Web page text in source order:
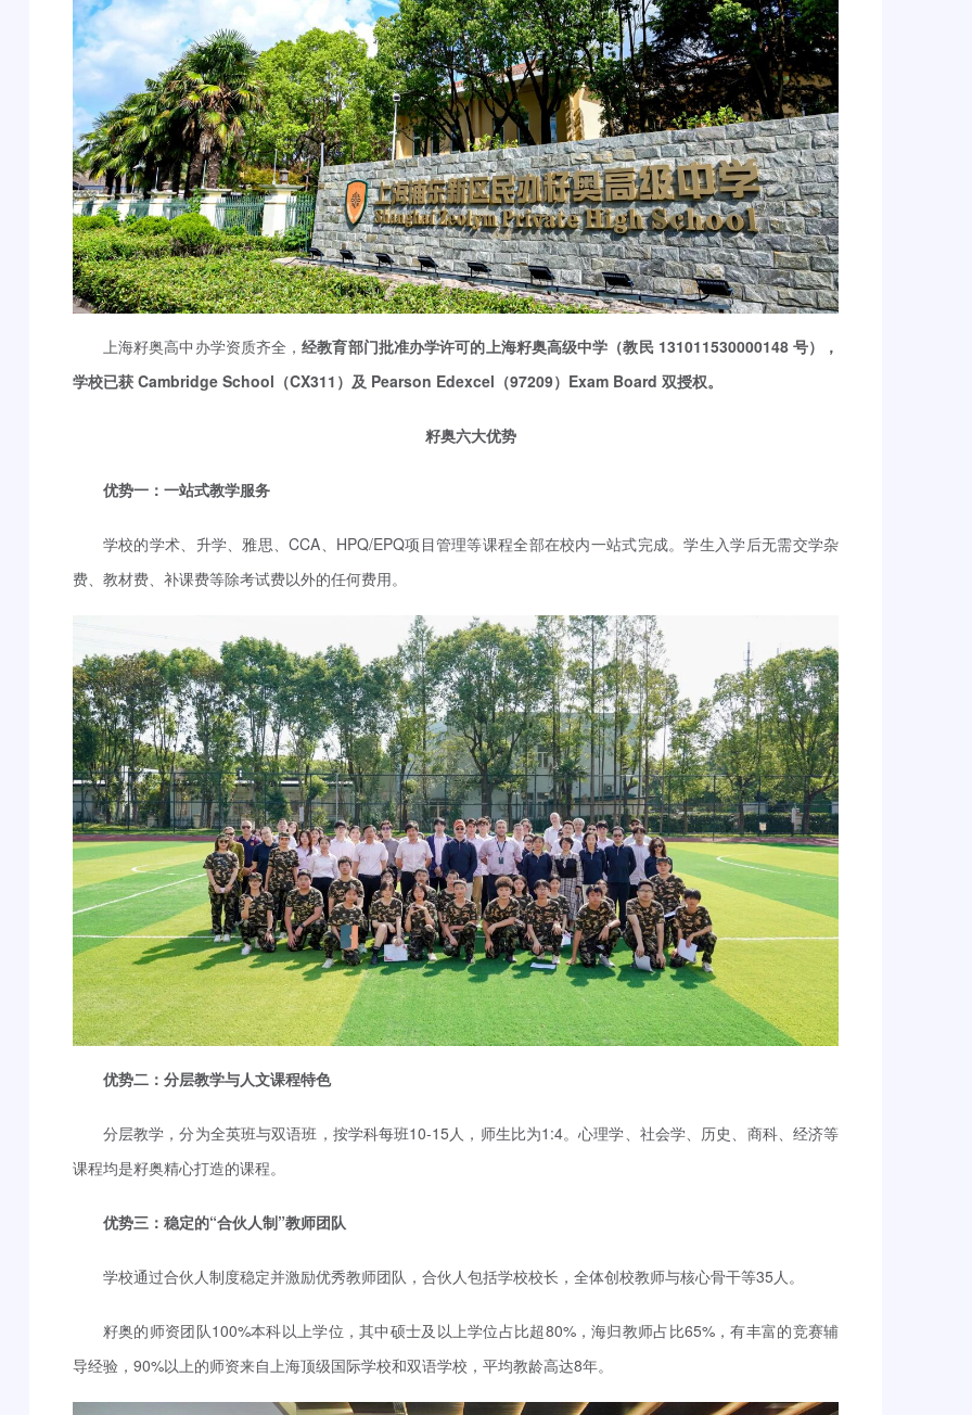
上海籽奥高中办学资质齐全，经教育部门批准办学许可的上海籽奥高级中学（教民 131011530000148 号），
学校已获 Cambridge School（CX311）及 Pearson Edexcel（97209）Exam Board 双授权。
籽奥六大优势
优势一：一站式教学服务
学校的学术、升学、雅思、CCA、HPQ/EPQ项目管理等课程全部在校内一站式完成。学生入学后无需交学杂
费、教材费、补课费等除考试费以外的任何费用。
优势二：分层教学与人文课程特色
分层教学，分为全英班与双语班，按学科每班10-15人，师生比为1:4。心理学、社会学、历史、商科、经济等
课程均是籽奥精心打造的课程。
优势三：稳定的“合伙人制”教师团队
学校通过合伙人制度稳定并激励优秀教师团队，合伙人包括学校校长，全体创校教师与核心骨干等35人。
籽奥的师资团队100%本科以上学位，其中硕士及以上学位占比超80%，海归教师占比65%，有丰富的竞赛辅
导经验，90%以上的师资来自上海顶级国际学校和双语学校，平均教龄高达8年。